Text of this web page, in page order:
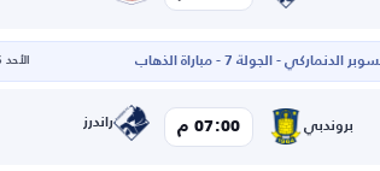
الدنماركي - الجولة 7 - مباراة الذهاب الأحد 06-09-2026
بروندبي 07:00 م راندرز